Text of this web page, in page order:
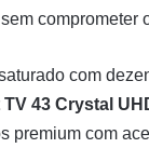
comprometer
com
43 Crystal
premium com